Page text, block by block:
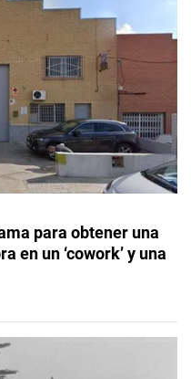
para obtener una
en un ‘cowork’ y una